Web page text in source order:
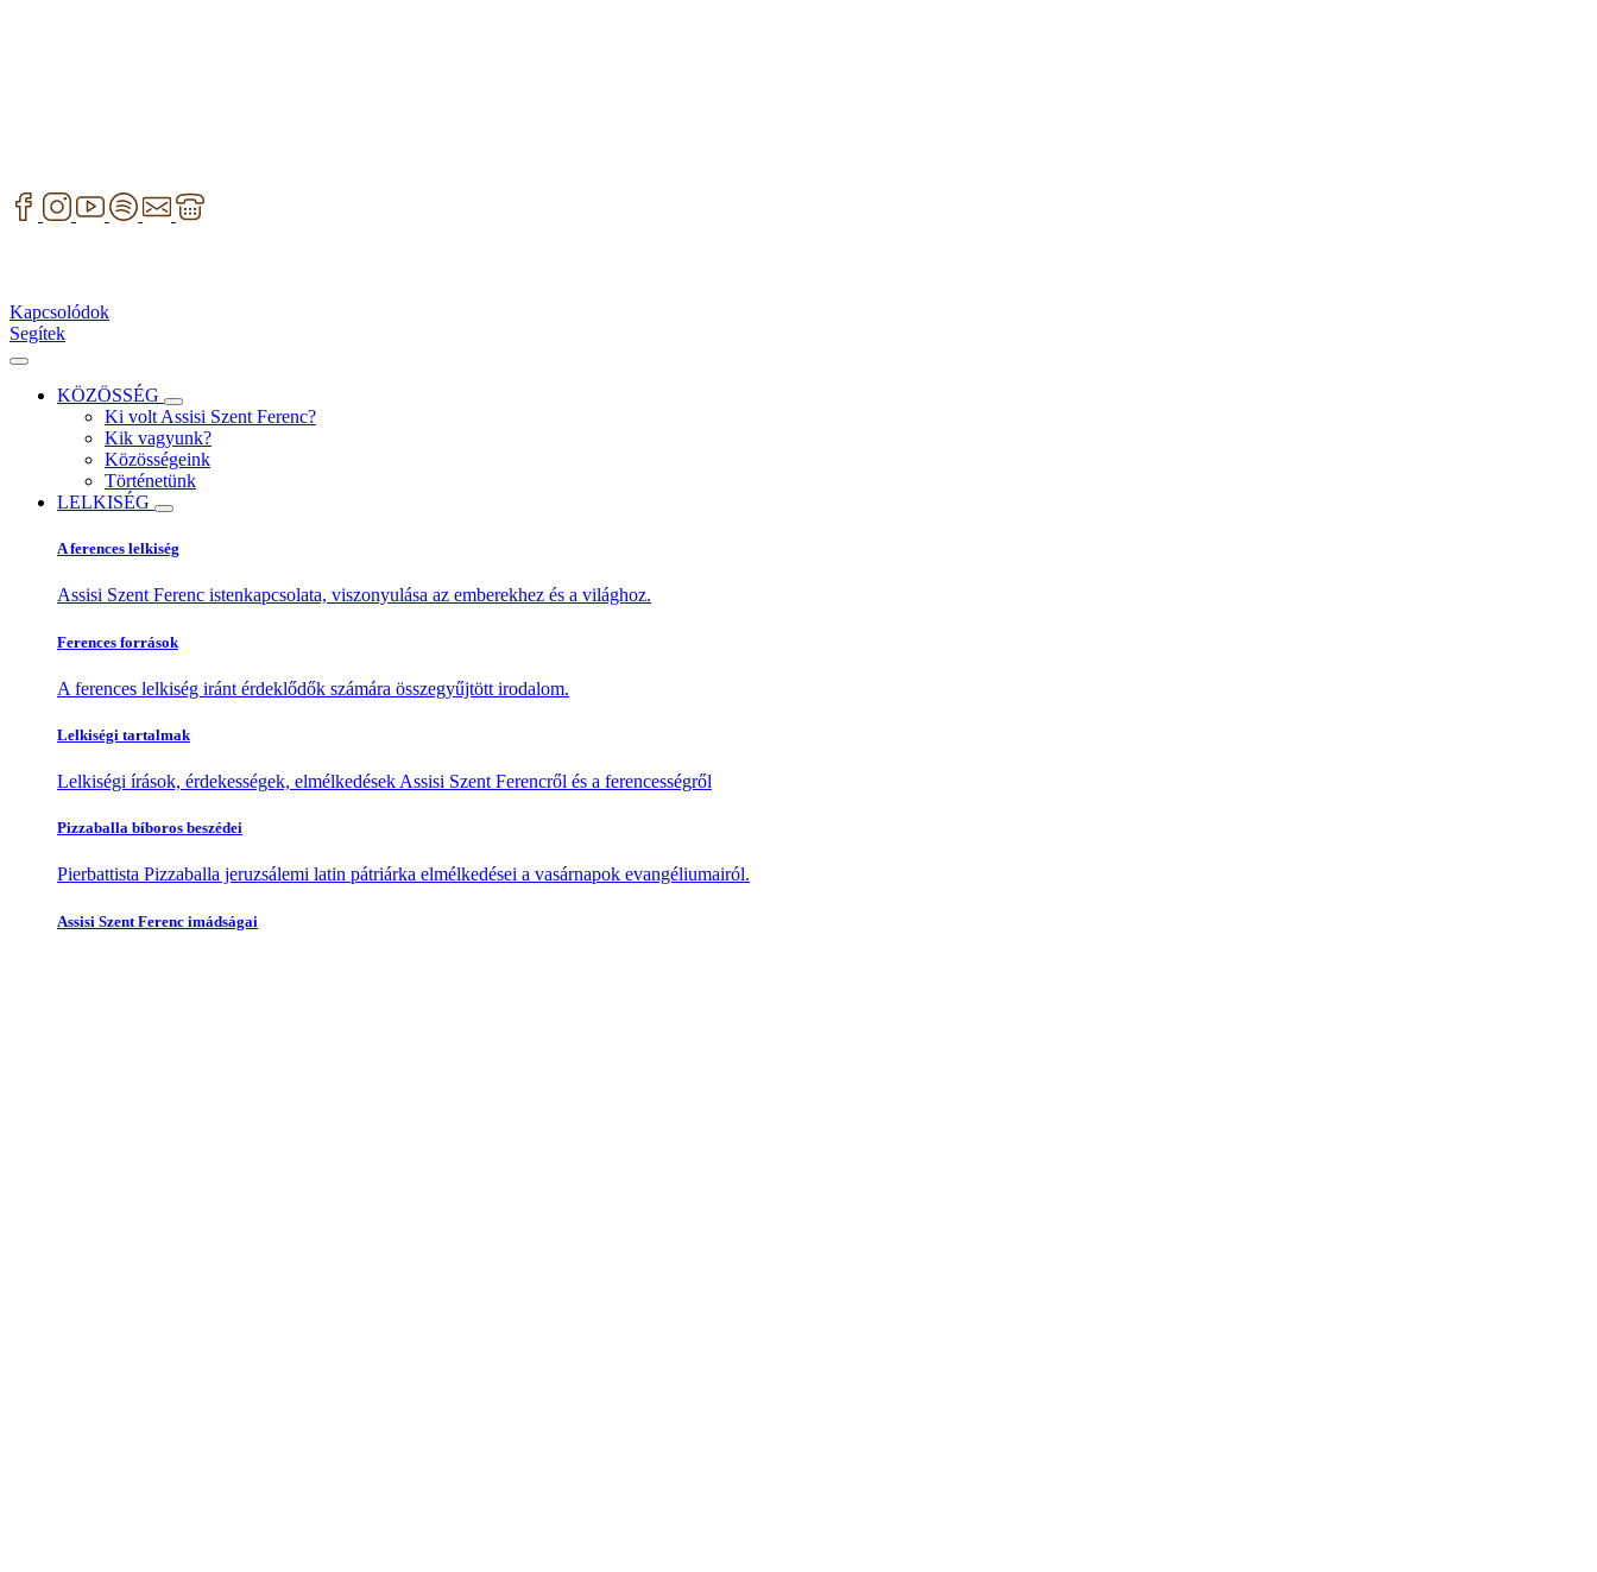
Kapcsolódok
Segítek
KÖZÖSSÉG
Ki volt Assisi Szent Ferenc?
Kik vagyunk?
Közösségeink
Történetünk
LELKISÉG
A ferences lelkiség
Assisi Szent Ferenc istenkapcsolata, viszonyulása az emberekhez és a világhoz.
Ferences források
A ferences lelkiség iránt érdeklődők számára összegyűjtött irodalom.
Lelkiségi tartalmak
Lelkiségi írások, érdekességek, elmélkedések Assisi Szent Ferencről és a ferencességről
Pizzaballa bíboros beszédei
Pierbattista Pizzaballa jeruzsálemi latin pátriárka elmélkedései a vasárnapok evangéliumairól.
Assisi Szent Ferenc imádságai